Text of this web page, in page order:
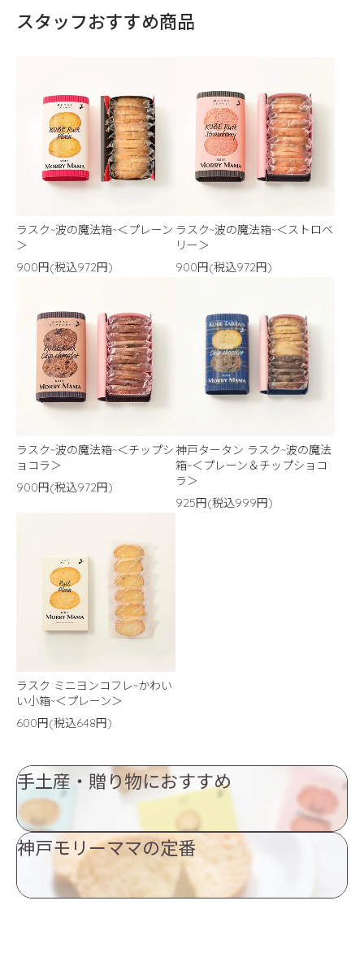
スタッフおすすめ商品
ラスク~波の魔法箱~＜プレーン
＞
900円(税込972円)
ラスク~波の魔法箱~＜ストロベ
リー＞
900円(税込972円)
ラスク~波の魔法箱~＜チップシ
ョコラ＞
900円(税込972円)
神戸タータン ラスク~波の魔法
箱~＜プレーン＆チップショコ
ラ＞
925円(税込999円)
ラスク ミニヨンコフレ~かわい
い小箱~＜プレーン＞
600円(税込648円)
手土産・贈り物におすすめ
神戸モリーママの定番